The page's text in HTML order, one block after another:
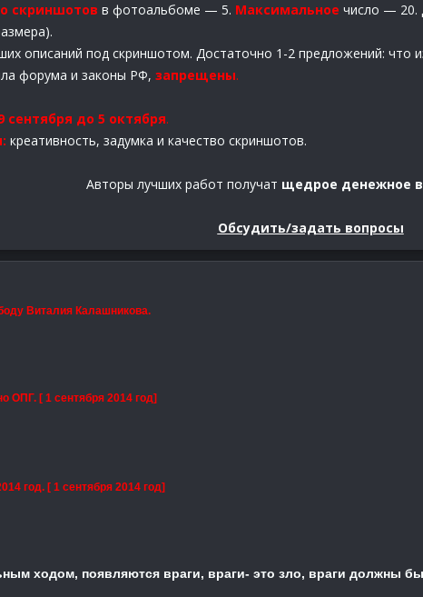
скриншотов в фотоальбоме — 5. Максимальное число — 20.
описаний под скриншотом. Достаточно 1-2 предложений: что
форума и законы РФ, запрещены.
сентября до 5 октября.
креативность, задумка и качество скриншотов.
Авторы лучших работ получат щедрое денежное
Обсудить/задать вопросы
Виталия Калашникова.
ОПГ. [ 1 сентября 2014 год]
год. [ 1 сентября 2014 год]
ходом, появляются враги, враги- это зло, враги должны